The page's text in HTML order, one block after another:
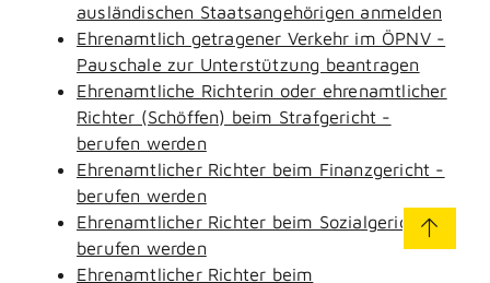
ausländischen Staatsangehörigen anmelden
Ehrenamtlich getragener Verkehr im ÖPNV -
Pauschale zur Unterstützung beantragen
Ehrenamtliche Richterin oder ehrenamtlicher
Richter (Schöffen) beim Strafgericht -
berufen werden
Ehrenamtlicher Richter beim Finanzgericht -
berufen werden
Ehrenamtlicher Richter beim Sozialgericht -
berufen werden
Ehrenamtlicher Richter beim